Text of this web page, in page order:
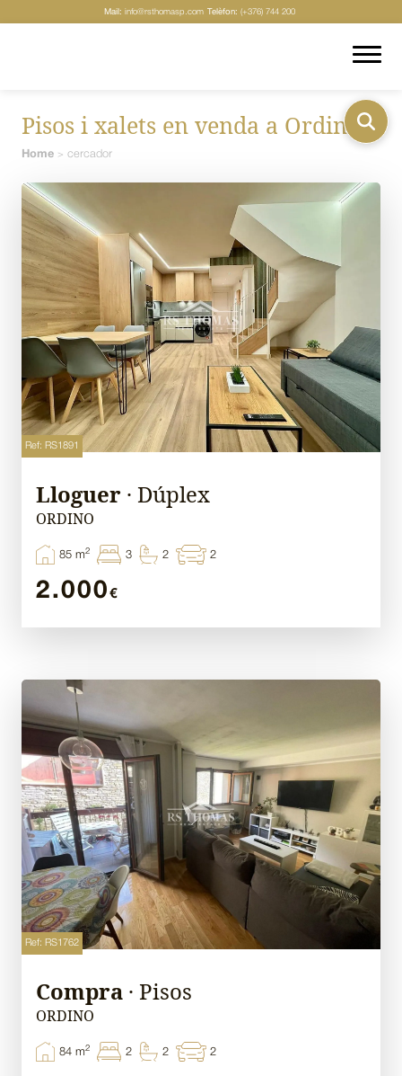
Mail: info@rsthomasp.com Telèfon: (+376) 744 200
Pisos i xalets en venda a Ordino
Home > cercador
Ref: RS1891
Lloguer · Dúplex
ORDINO
85 m2 3 2 2
2.000 €
Ref: RS1762
Compra · Pisos
ORDINO
84 m2 2 2 2